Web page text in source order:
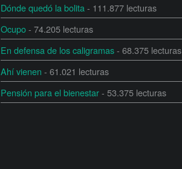
Dónde quedó la bolita - 111.877 lecturas
Ocupo- 74.205 lecturas
En defensa de los caligramas- 68.375 lecturas
Ahí vienen - 61.021 lecturas
Pensión para el bienestar- 53.375 lecturas